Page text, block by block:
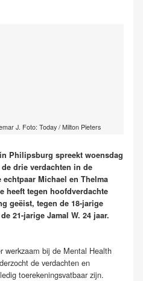
J. Foto: Today / Milton Pieters
Philipsburg spreekt woensdag
drie verdachten in de
Michael en Thelma
heeft tegen hoofdverdachte
geëist, tegen de 18-jarige
21-jarige Jamal W. 24 jaar.
werkzaam bij de Mental Health
de verdachten en
toerekeningsvatbaar zijn.